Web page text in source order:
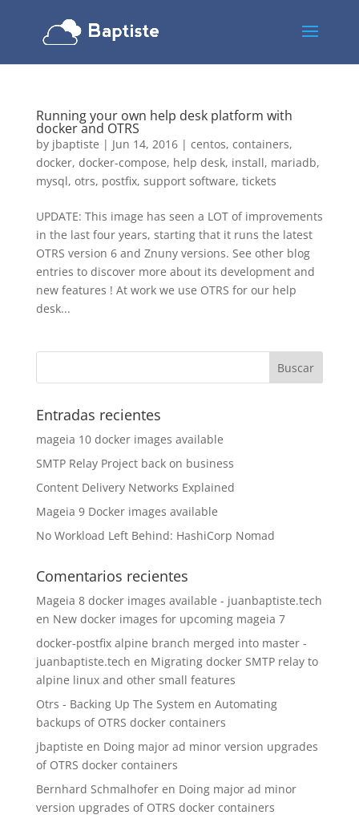
Running your own help desk platform with
docker and OTRS
by jbaptiste | Jun 14, 2016| centos, containers,
docker, docker-compose, help desk, install, mariadb,
mysql, otrs, postfix, support software, tickets
UPDATE: This image has seen a LOT of improvements
in the last four years, starting that it runs the latest
OTRS version 6 and Znuny versions. See other blog
entries to discover more about its development and
new features ! At work we use OTRS for our help
desk...
Entradas recientes
mageia 10 docker images available
SMTP Relay Project back on business
Content Delivery Networks Explained
Mageia 9 Docker images available
No Workload Left Behind: HashiCorp Nomad
Comentarios recientes
Mageia 8 docker images available - juanbaptiste.tech
en New docker images for upcoming mageia 7
docker-postfix alpine branch merged into master -
juanbaptiste.tech en Migrating docker SMTP relay to
alpine linux and other small features
Otrs - Backing Up The System en Automating
backups of OTRS docker containers
jbaptiste en Doing major ad minor version upgrades
of OTRS docker containers
Bernhard Schmalhoferen Doing major ad minor
version upgrades of OTRS docker containers